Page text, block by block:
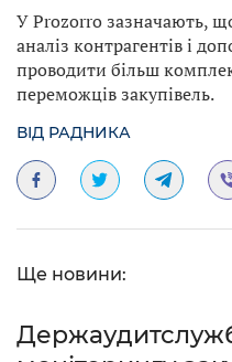
У Prozorro зазначають,
аналіз контрагентів і
проводити більш
переможців закупівель.
ВІД РАДНИКА
Ще новини: